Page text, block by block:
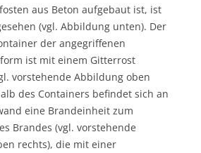
aus Beton aufgebaut ist, ist
(vgl. Abbildung unten). Der
der angegriffenen
ist mit einem Gitterrost
vorstehende Abbildung oben
des Containers befindet sich an
eine Brandeinheit zum
Brandes (vgl. vorstehende
rechts), die mit einer